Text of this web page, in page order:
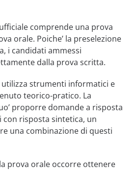
ufficiale comprende una prova
orale. Poiche’ la preselezione
i candidati ammessi
dalla prova scritta.
strumenti informatici e
teorico-pratico. La
proporre domande a risposta
risposta sintetica, un
una combinazione di questi
prova orale occorre ottenere